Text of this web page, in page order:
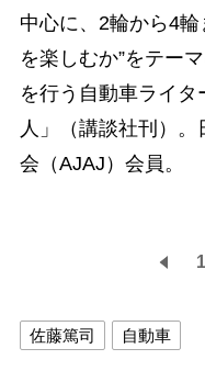
中心に、2輪から4
を楽しむか”をテー
を行う自動車ライ
人」（講談社刊）
会（AJAJ）会員。
1
佐藤篤司 自動車